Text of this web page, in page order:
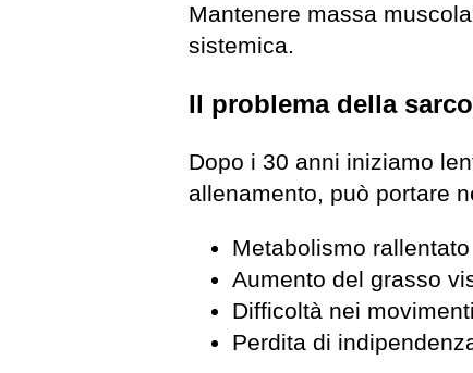
Mantenere massa
sistemica.
Il problema della
Dopo i 30 anni iniziamo
allenamento, può portare
Metabolismo rallentato
Aumento del grasso
Difficoltà nei
Perdita di